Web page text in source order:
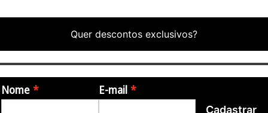
Quer descontos exclusivos?
Nome E-mail
Cadastrar